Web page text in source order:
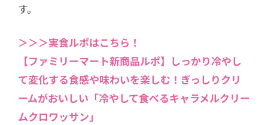
す。
＞＞＞実食ルポはこちら！
【ファミリーマート新商品ルポ】しっかり冷やし
て変化する食感や味わいを楽しむ！ぎっしりクリ
ームがおいしい「冷やして食べるキャラメルクリー
ムクロワッサン」